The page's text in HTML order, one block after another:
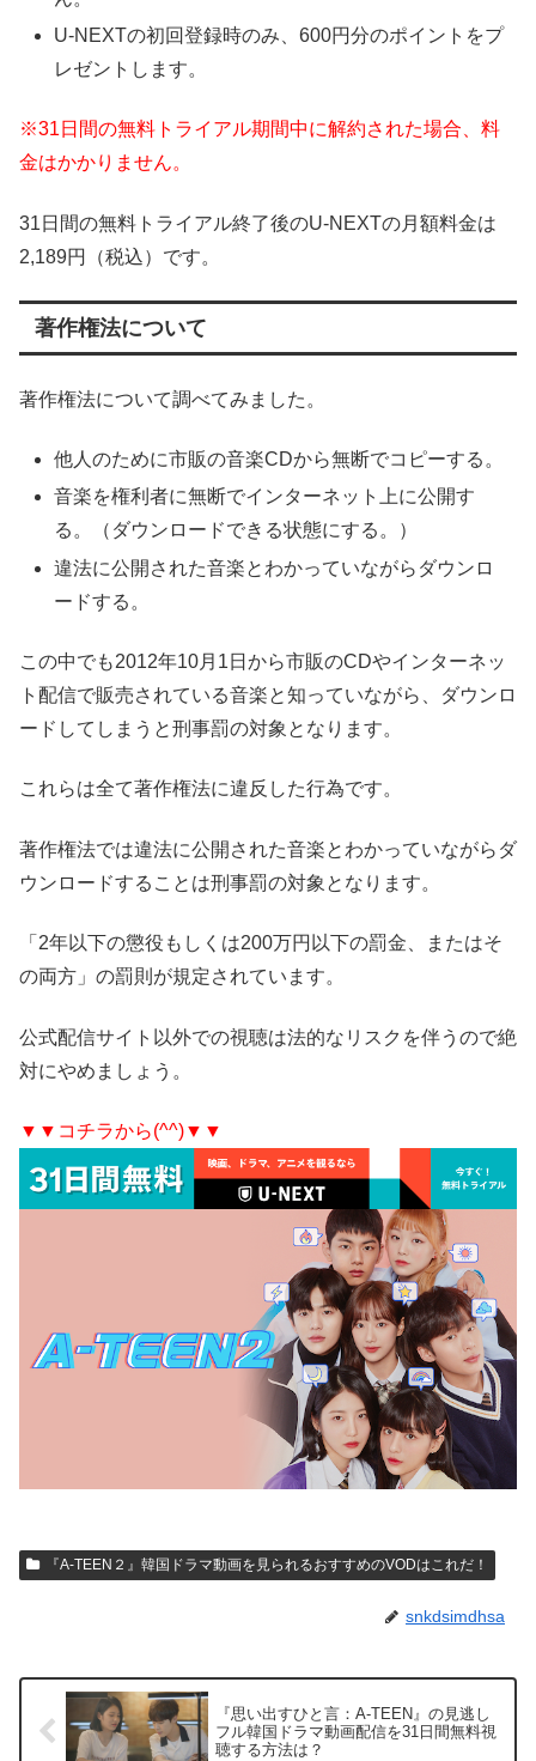
U-NEXTの初回登録時のみ、600円分のポイントをプ
レゼントします。
※31日間の無料トライアル期間中に解約された場合、料
金はかかりません。
31日間の無料トライアル終了後のU-NEXTの月額料金は
2,189円（税込）です。
著作権法について
著作権法について調べてみました。
他人のために市販の音楽CDから無断でコピーする。
音楽を権利者に無断でインターネット上に公開す
る。（ダウンロードできる状態にする。）
違法に公開された音楽とわかっていながらダウンロ
ードする。
この中でも2012年10月1日から市販のCDやインターネッ
ト配信で販売されている音楽と知っていながら、ダウンロ
ードしてしまうと刑事罰の対象となります。
これらは全て著作権法に違反した行為です。
著作権法では違法に公開された音楽とわかっていながらダ
ウンロードすることは刑事罰の対象となります。
「2年以下の懲役もしくは200万円以下の罰金、またはそ
の両方」の罰則が規定されています。
公式配信サイト以外での視聴は法的なリスクを伴うので絶
対にやめましょう。
▼▼コチラから(^^)▼▼
『A-TEEN２』韓国ドラマ動画を見られるおすすめのVODはこれだ！
snkdsimdhsa
『思い出すひと言：A-TEEN』の見逃し
フル韓国ドラマ動画配信を31日間無料視
聴する方法は？